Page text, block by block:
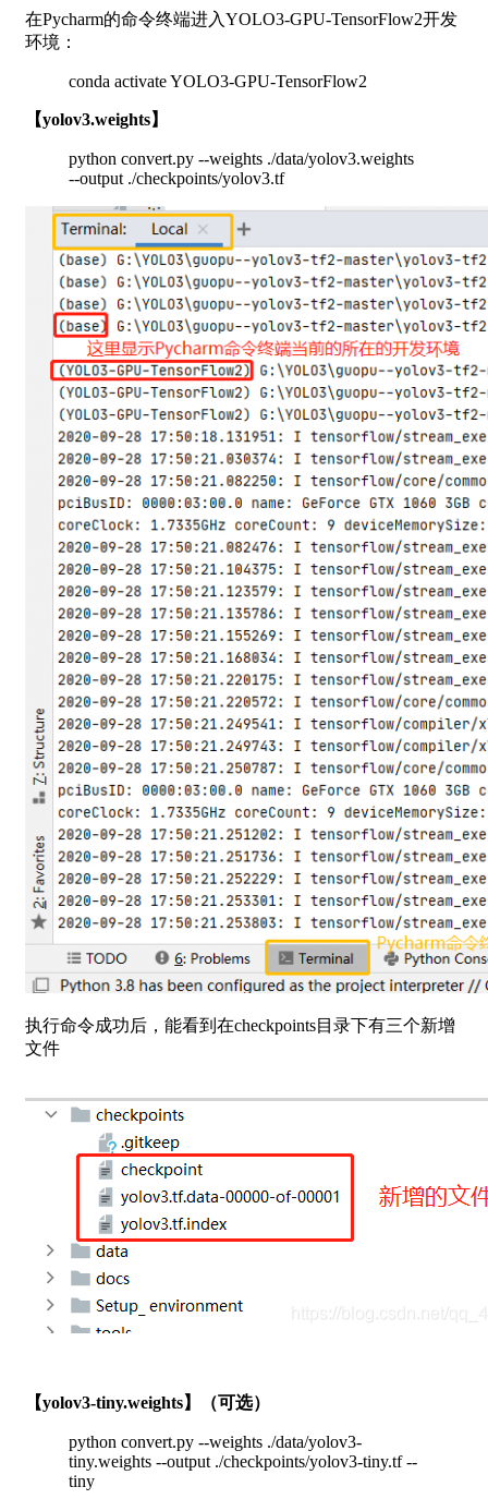
在Pycharm的命令终端进入YOLO3-GPU-TensorFlow2开发
环境：
conda activate YOLO3-GPU-TensorFlow2
【yolov3.weights】
python convert.py --weights ./data/yolov3.weights
--output ./checkpoints/yolov3.tf
执行命令成功后，能看到在checkpoints目录下有三个新增
文件
【yolov3-tiny.weights】（可选）
python convert.py --weights ./data/yolov3-
tiny.weights --output ./checkpoints/yolov3-tiny.tf --
tiny